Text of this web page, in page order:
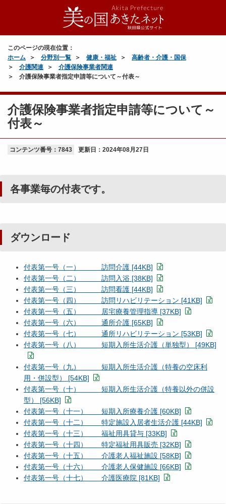
このページの現在位置：
ホーム
分野別一覧 健康・福祉
高齢者・介護・国保
介護関連
介護保険事業者関連
介護保険事業者指定申請等について～付表～
介護保険事業者指定申請等について～
付表～
コンテンツ番号：7843 更新日： 2024年08月27日
各事業毎の付表です。
ダウンロード
付表第一号（一） 訪問介護 [44KB]
付表第一号（二） 訪問入浴 [38KB]
付表第一号（三） 訪問看護 [44KB]
付表第一号（四） 訪問リハビリテーション [41KB]
付表第一号（五） 居宅療養管理指導 [37KB]
付表第一号（六） 通所介護 [65KB]
付表第一号（七） 通所リハビリテーション [53KB]
付表第一号（八） 短期入所生活介護（単独型） [49KB]
付表第一号（九） 短期入所生活介護（特養の空床利
用・併設型） [54KB]
付表第一号（十） 短期入所生活介護（特養以外の併設
型） [56KB]
付表第一号（十一） 短期入所療養介護 [60KB]
付表第一号（十二） 特定施設入居者生活介護 [44KB]
付表第一号（十三） 福祉用具貸与 [33KB]
付表第一号（十四） 特定福祉用具販売 [32KB]
付表第一号（十五） 介護老人福祉施設 [58KB]
付表第一号（十六） 介護老人保健施設 [66KB]
付表第一号（十七） 介護医療院 [81KB]